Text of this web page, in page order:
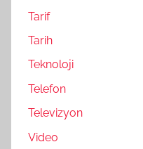
Tarif
Tarih
Teknoloji
Telefon
Televizyon
Video